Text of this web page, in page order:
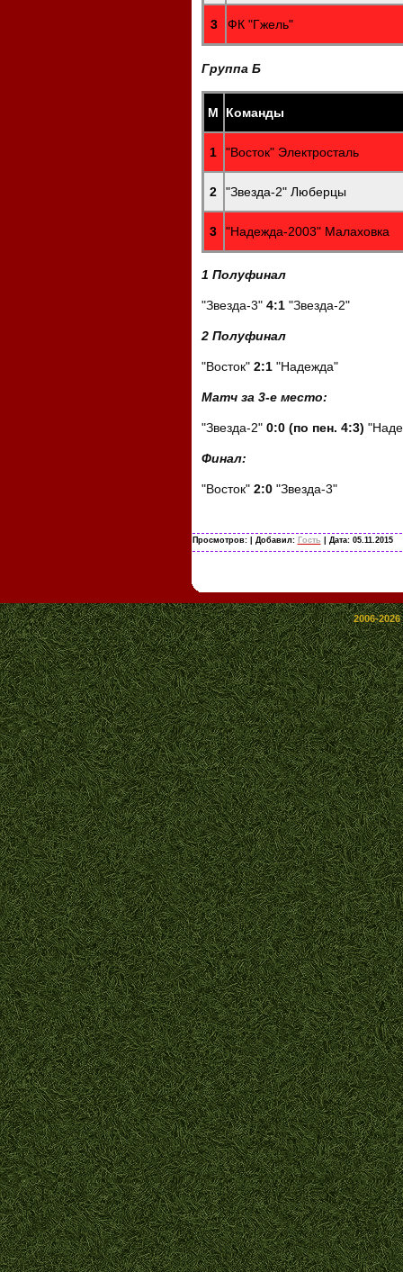
3 ФК "Гжель"
Группа Б
М Команды
1 "Восток" Электросталь
2 "Звезда-2" Люберцы
3 "Надежда-2003" Малаховка
1 Полуфинал
"Звезда-3"4:1"Звезда-2"
2 Полуфинал
"Восток" 2:1"Надежда"
Матч за 3-е место:
"Звезда-2" 0:0 (по пен. 4:3)
Финал:
"Восток" 2:0"Звезда-3"
Просмотров: | Добавил: Гость | Дата: 05.11.2015
2006-